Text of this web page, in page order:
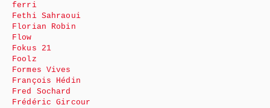
ferri
Fethi Sahraoui
Florian Robin
Flow
Fokus 21
Foolz
Formes Vives
François Hédin
Fred Sochard
Frédéric Gircour